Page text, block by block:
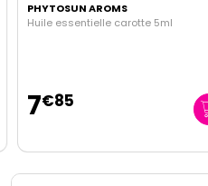
PHYTOSUN AROMS
Huile essentielle carotte 5ml
7€85